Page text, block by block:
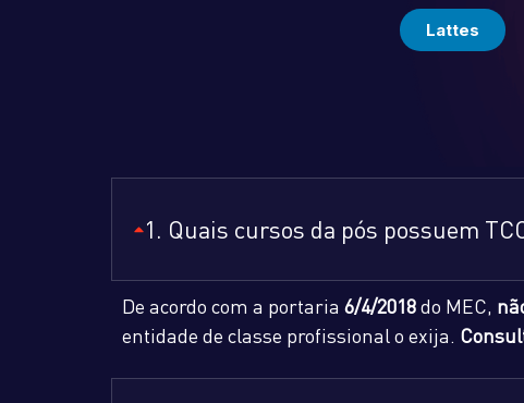
Lattes
1. Quais cursos da pós possuem
De acordo com a portaria 6/4/2018do MEC,
entidade de classe profissional o exija.